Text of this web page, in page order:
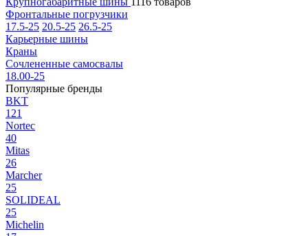
Фронтальные погрузчики
17.5-25 20.5-25 26.5-25
Карьерные шины
Краны
Сочлененные самосвалы
18.00-25
Популярные бренды
BKT
121
Nortec
40
Mitas
26
Marcher
25
SOLIDEAL
25
Michelin